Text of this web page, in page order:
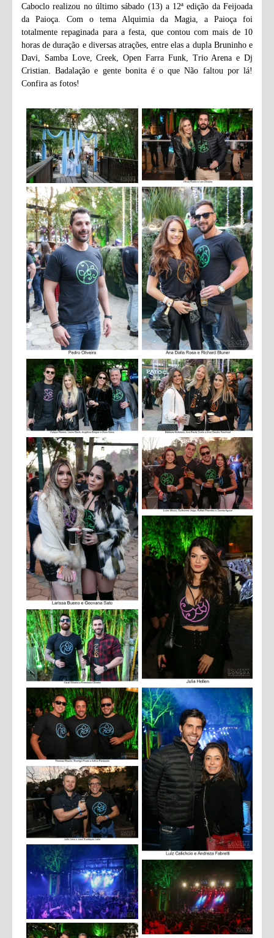
Caboclo realizou no último sábado (13) a 12ª edição da Feijoada
da Paioça. Com o tema Alquimia da Magia, a Paioça foi
totalmente repaginada para a festa, que contou com mais de 10
horas de duração e diversas atrações, entre elas a dupla Bruninho e
Davi, Samba Love, Creek, Open Farra Funk, Trio Arena e Dj
Cristian. Badalação e gente bonita é o que Não faltou por lá!
Confira as fotos!